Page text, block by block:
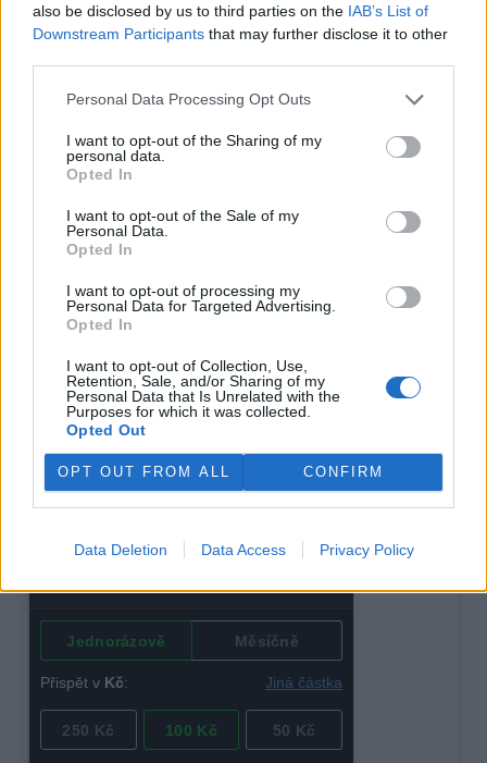
also be disclosed by us to third parties on the IAB’s List of
Downstream Participants that may further disclose it to other
Personal Data Processing Opt Outs
I want to opt-out of the Sharing of my
personal data.
Opted In
I want to opt-out of the Sale of my
Personal Data.
Opted In
I want to opt-out of processing my
Personal Data for Targeted Advertising.
Opted In
I want to opt-out of Collection, Use,
Retention, Sale, and/or Sharing of my
Personal Data that Is Unrelated with the
Purposes for which it was collected.
Opted Out
OPT OUT FROM ALL CONFIRM
Data Deletion Data Access Privacy Policy
kilometr." Jak tedy dosáhnout, aby elektřina v akumulátoru
byla skoro bez emisí během celého cyklu? Jedině tak, že si k
elektromobilu pořídíte ještě fotovoltaickou, větrnou nebo
diskutující Vašek, tato informace byla redaktorce EkoListu
poskytnuta v prosinci 2006 a jedná se skutečně o léto 2007,
tedy letošního roku. Citovanému Václavu Vaškovi i
Další informace:
www.teslamotors.com
www.twikeklub.ch/LEMnet/index.htm(seznam dobíjecích
stanic)